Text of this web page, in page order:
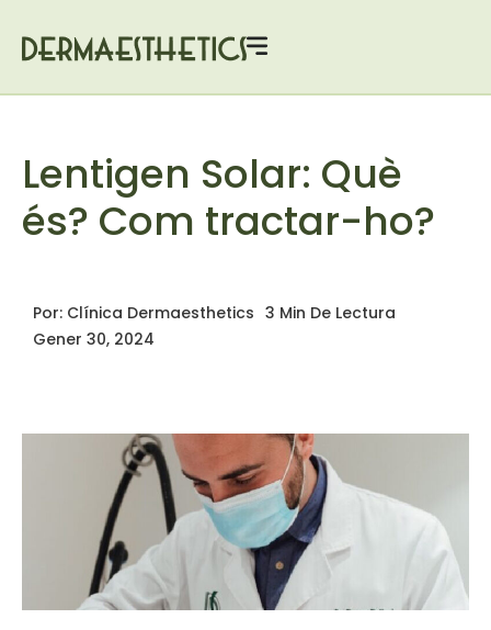
Lentigen Solar: Què
és? Com tractar-ho?
Por: Clínica Dermaesthetics 3 Min De Lectura
Gener 30, 2024